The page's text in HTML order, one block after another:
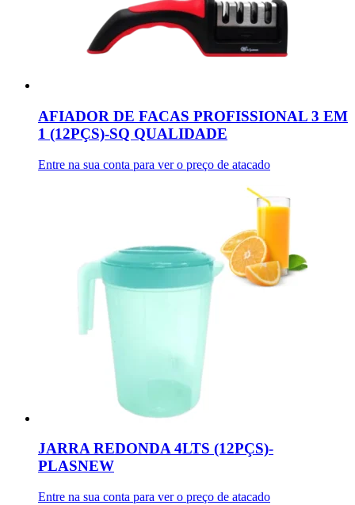
AFIADOR DE FACAS PROFISSIONAL 3 EM
1 (12PÇS)-SQ QUALIDADE
Entre na sua conta para ver o preço de atacado
JARRA REDONDA 4LTS (12PÇS)-
PLASNEW
Entre na sua conta para ver o preço de atacado